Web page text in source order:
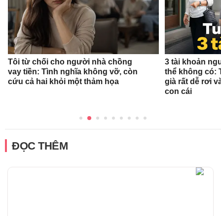
Tôi từ chối cho người nhà chồng
vay tiền: Tình nghĩa không vỡ, còn
cứu cả hai khỏi một thảm họa
3 tài khoản
thể không có:
già rất dễ rơi
con cái
ĐỌC THÊM